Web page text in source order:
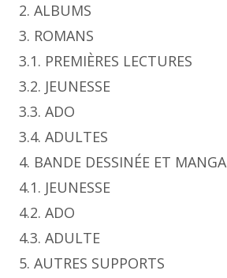
2. ALBUMS
3. ROMANS
3.1. PREMIÈRES LECTURES
3.2. JEUNESSE
3.3. ADO
3.4. ADULTES
4. BANDE DESSINÉE ET MANGA
4.1. JEUNESSE
4.2. ADO
4.3. ADULTE
5. AUTRES SUPPORTS